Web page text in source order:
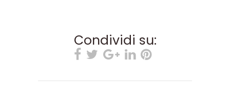
Condividi su: